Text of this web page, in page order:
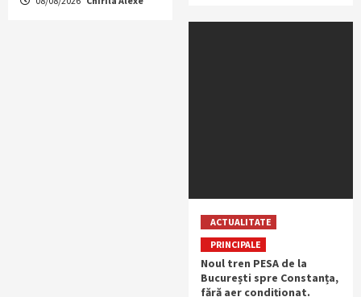
ACTUALITATE
PRINCIPALE
Noul tren PESA de la
București spre Constanța,
fără aer condiționat.